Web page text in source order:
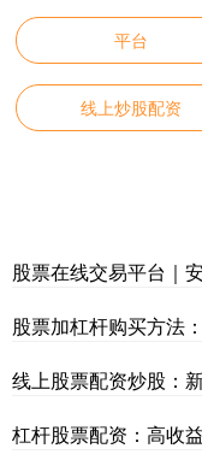
平台
线上炒股配资
股票在线交易平台｜
股票加杠杆购买方法
线上股票配资炒股：
杠杆股票配资：高收